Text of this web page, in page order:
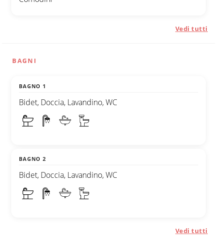
Vedi tutti
BAGNI
BAGNO 1
Bidet, Doccia, Lavandino, WC
BAGNO 2
Bidet, Doccia, Lavandino, WC
Vedi tutti